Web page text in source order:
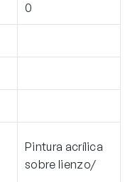
0
Pintura acrílica
sobre lienzo/